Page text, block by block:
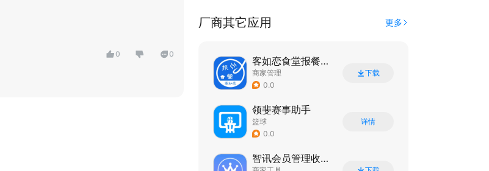
0 0
厂商其它应用 更多
客如恋食堂报餐系统
商家管理
0.0
下载
领斐赛事助手
篮球
0.0
详情
智讯会员管理收银系统